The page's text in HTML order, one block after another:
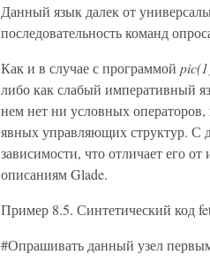
Данный язык далек от
последовательность команд
Как и в случае с программой
либо как слабый императивный
нем нет ни условных
явных управляющих структур. С
зависимости, что отличает его
описаниям Glade.
Пример 8.5. Синтетический код
#Опрашивать данный узел